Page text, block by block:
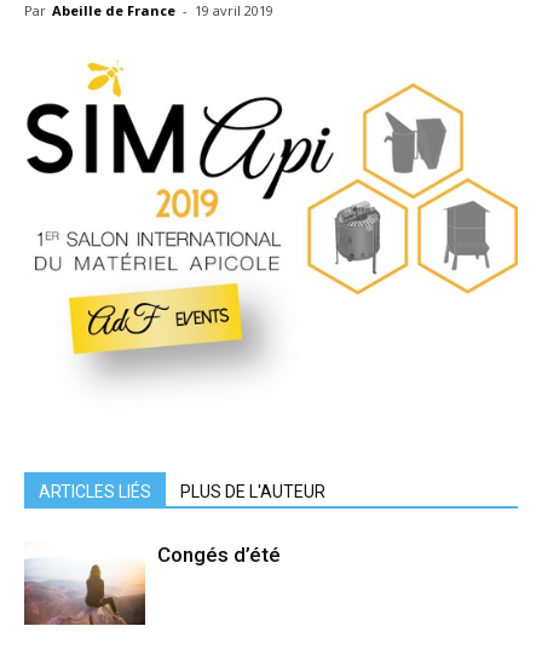
Par Abeille de France - 19 avril 2019
ARTICLES LIÉS PLUS DE L'AUTEUR
Congés d’été